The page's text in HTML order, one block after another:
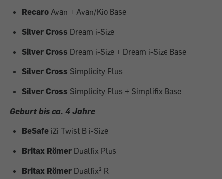
Recaro Avan + Avan/Kio Base
Silver Cross Dream i-Size
Silver Cross Dream i-Size + Dream i-Size Base
Silver Cross Simplicity Plus
Silver Cross Simplicity Plus + Simplifix Base
Geburt bis ca. 4 Jahre
BeSafe iZi Twist B i-Size
Britax Römer Dualfix Plus
Britax Römer Dualfix² R